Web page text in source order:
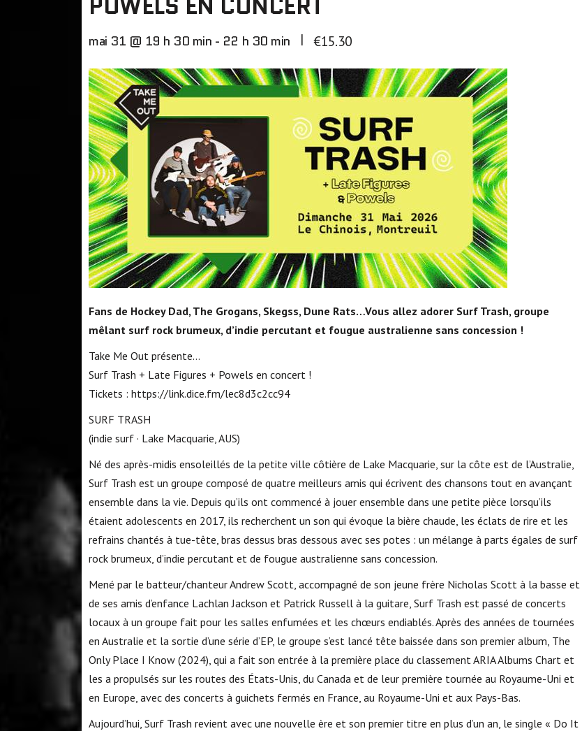
mai 31 @ 19 h 30 min - 22 h 30 min | €15.30
Fans de Hockey Dad, The Grogans, Skegss, Dune Rats…Vous allez adorer Surf Trash, groupe
mêlant surf rock brumeux, d’indie percutant et fougue australienne sans concession !
Take Me Out présente…
Surf Trash + Late Figures + Powels en concert !
Tickets : https://link.dice.fm/lec8d3c2cc94
SURF TRASH
(indie surf · Lake Macquarie, AUS)
Né des après-midis ensoleillés de la petite ville côtière de Lake Macquarie, sur la côte est de l’Australie,
Surf Trash est un groupe composé de quatre meilleurs amis qui écrivent des chansons tout en avançant
ensemble dans la vie. Depuis qu’ils ont commencé à jouer ensemble dans une petite pièce lorsqu’ils
étaient adolescents en 2017, ils recherchent un son qui évoque la bière chaude, les éclats de rire et les
refrains chantés à tue-tête, bras dessus bras dessous avec ses potes : un mélange à parts égales de surf
rock brumeux, d’indie percutant et de fougue australienne sans concession.
Mené par le batteur/chanteur Andrew Scott, accompagné de son jeune frère Nicholas Scott à la basse et
de ses amis d’enfance Lachlan Jackson et Patrick Russell à la guitare, Surf Trash est passé de concerts
locaux à un groupe fait pour les salles enfumées et les chœurs endiablés. Après des années de tournées
en Australie et la sortie d’une série d’EP, le groupe s’est lancé tête baissée dans son premier album, The
Only Place I Know (2024), qui a fait son entrée à la première place du classement ARIA Albums Chart et
les a propulsés sur les routes des États-Unis, du Canada et de leur première tournée au Royaume-Uni et
en Europe, avec des concerts à guichets fermés en France, au Royaume-Uni et aux Pays-Bas.
Aujourd’hui, Surf Trash revient avec une nouvelle ère et son premier titre en plus d’un an, le single « Do It